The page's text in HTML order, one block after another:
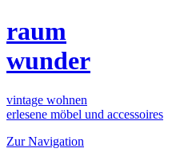
raum
wunder
vintage wohnen
erlesene möbel und accessoires
Zur Navigation